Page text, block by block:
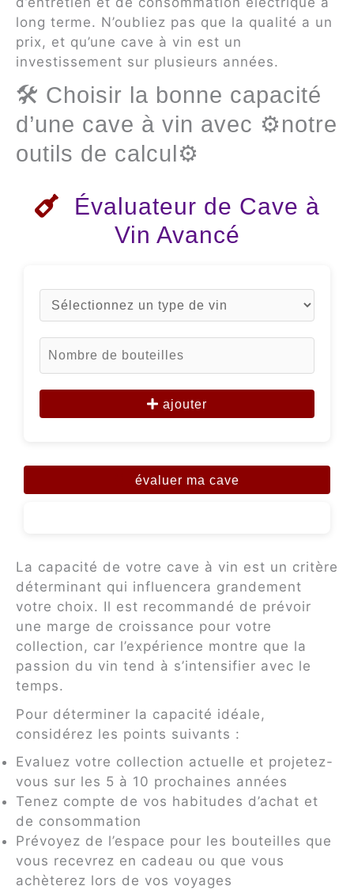
long terme. N’oubliez pas que la qualité a un
prix, et qu’une cave à vin est un
investissement sur plusieurs années.
🛠 Choisir la bonne capacité
d’une cave à vin avec ⚙️notre
outils de calcul⚙️
Évaluateur de Cave à
Vin Avancé
ajouter
évaluer ma cave
La capacité de votre cave à vin est un critère
déterminant qui influencera grandement
votre choix. Il est recommandé de prévoir
une marge de croissance pour votre
collection, car l’expérience montre que la
passion du vin tend à s’intensifier avec le
temps.
Pour déterminer la capacité idéale,
considérez les points suivants :
Evaluez votre collection actuelle et projetez-
vous sur les 5 à 10 prochaines années
Tenez compte de vos habitudes d’achat et
de consommation
Prévoyez de l’espace pour les bouteilles que
vous recevrez en cadeau ou que vous
achèterez lors de vos voyages